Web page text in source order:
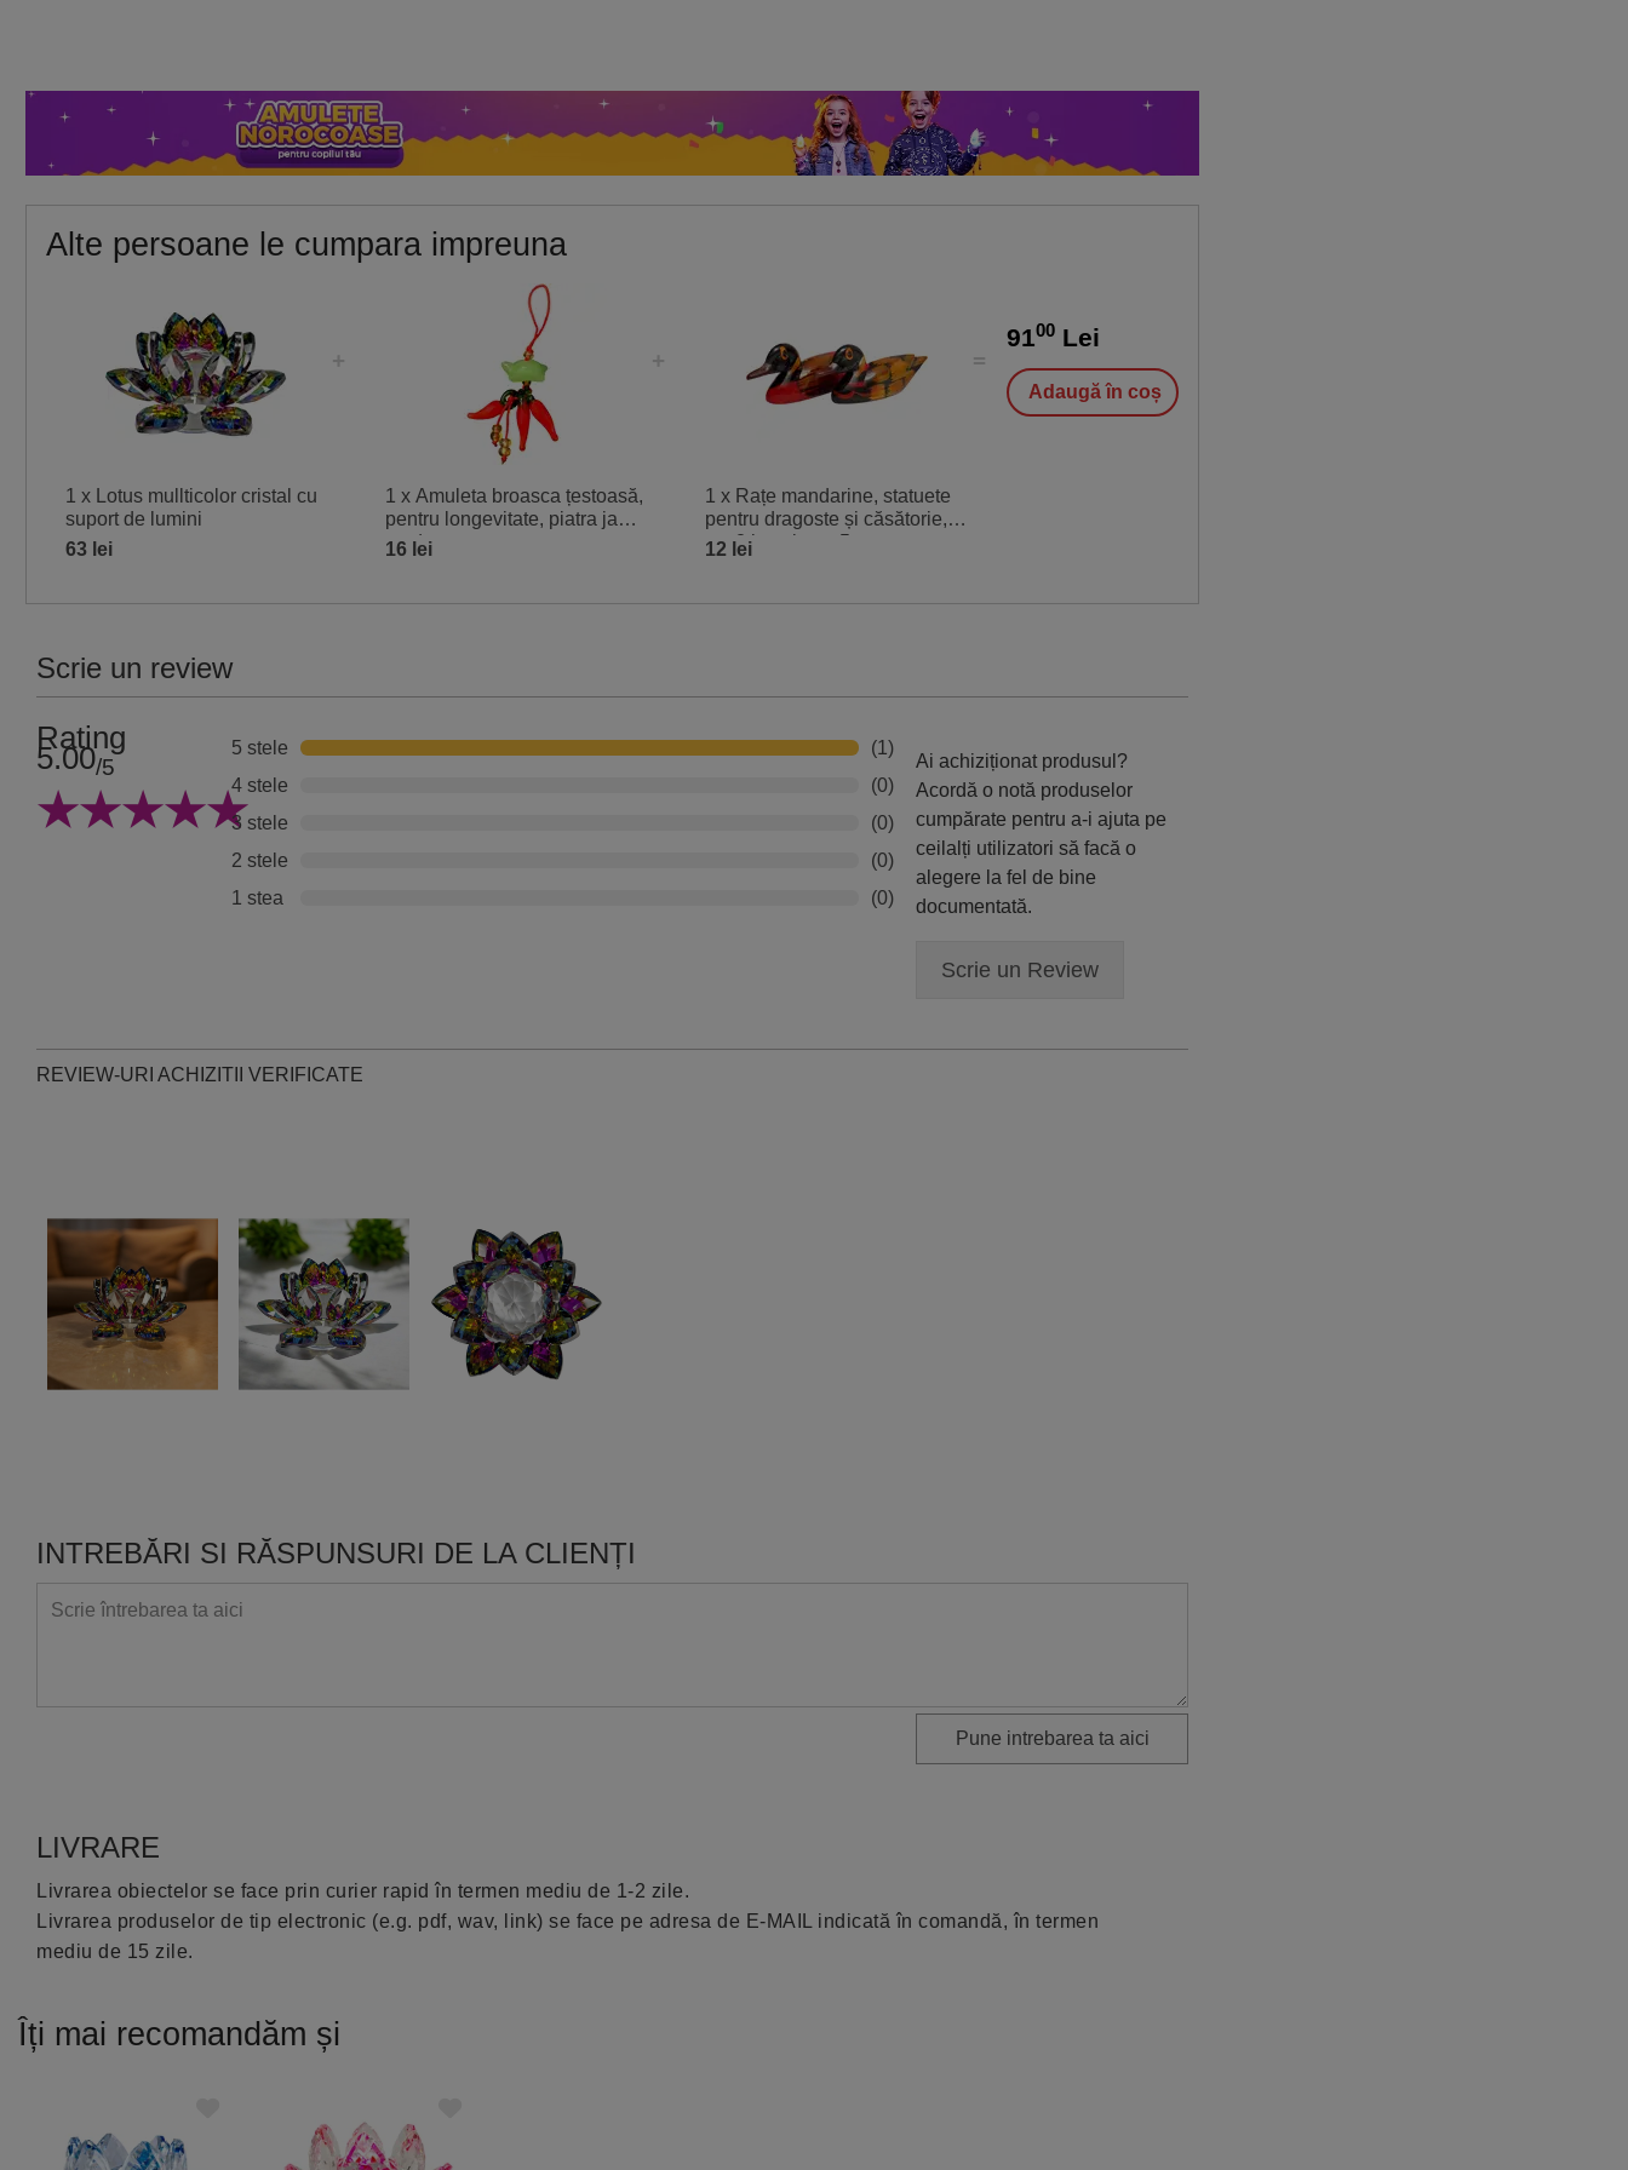
Alte persoane le cumpara impreuna
1 x Lotus mullticolor cristal cu
suport de lumini
63 lei
1 x Amuleta broasca țestoasă,
pentru longevitate, piatra jad
verde
16 lei
1 x Rațe mandarine, statuete
pentru dragoste și căsătorie,
set 2 buc. lemn 5 cm
12 lei
9100 Lei
Adaugă în coș
Scrie un review
Rating
5.00/5
5 stele
(1)
4 stele
(0)
3 stele
(0)
2 stele
(0)
1 stea
(0)
Ai achiziționat produsul?
Acordă o notă produselor
cumpărate pentru a-i ajuta pe
ceilalți utilizatori să facă o
alegere la fel de bine
documentată.
Scrie un Review
REVIEW-URI ACHIZITII VERIFICATE
INTREBĂRI SI RĂSPUNSURI DE LA CLIENȚI
Pune intrebarea ta aici
LIVRARE
Livrarea obiectelor se face prin curier rapid în termen mediu de 1-2 zile.
Livrarea produselor de tip electronic (e.g. pdf, wav, link) se face pe adresa de E-MAIL indicată în comandă, în termen
mediu de 15 zile.
Îți mai recomandăm și